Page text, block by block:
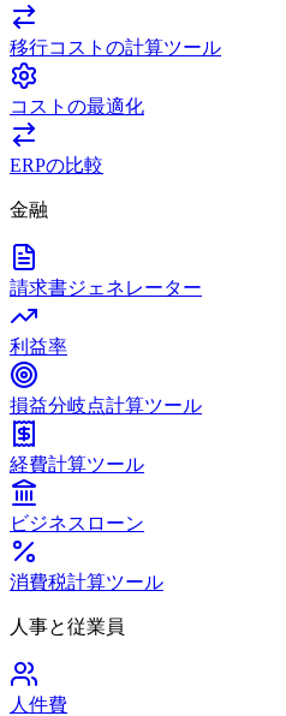
移行コストの計算ツール
コストの最適化
ERPの比較
金融
請求書ジェネレーター
利益率
損益分岐点計算ツール
経費計算ツール
ビジネスローン
消費税計算ツール
人事と従業員
人件費